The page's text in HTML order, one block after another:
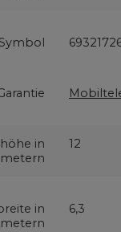
Symbol
in
12
in
6,3